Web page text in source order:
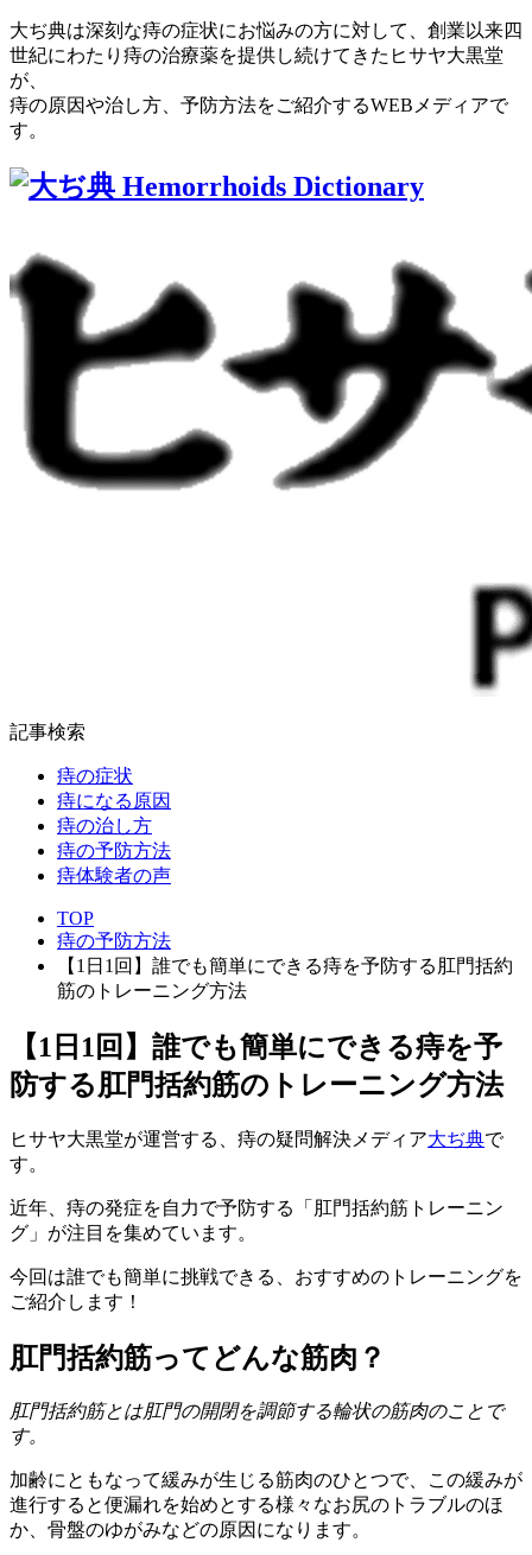
大ぢ典は深刻な痔の症状にお悩みの方に対して、創業以来四
世紀にわたり痔の治療薬を提供し続けてきたヒサヤ大黒堂
が、
痔の原因や治し方、予防方法をご紹介するWEBメディアで
す。
記事検索
痔の症状
痔になる原因
痔の治し方
痔の予防方法
痔体験者の声
TOP
痔の予防方法
【1日1回】誰でも簡単にできる痔を予防する肛門括約
筋のトレーニング方法
【1日1回】誰でも簡単にできる痔を予
防する肛門括約筋のトレーニング方法
ヒサヤ大黒堂が運営する、痔の疑問解決メディア大ぢ典で
す。
近年、痔の発症を自力で予防する「肛門括約筋トレーニン
グ」が注目を集めています。
今回は誰でも簡単に挑戦できる、おすすめのトレーニングを
ご紹介します！
肛門括約筋ってどんな筋肉？
肛門括約筋とは肛門の開閉を調節する輪状の筋肉のことで
す。
加齢にともなって緩みが生じる筋肉のひとつで、この緩みが
進行すると便漏れを始めとする様々なお尻のトラブルのほ
か、骨盤のゆがみなどの原因になります。